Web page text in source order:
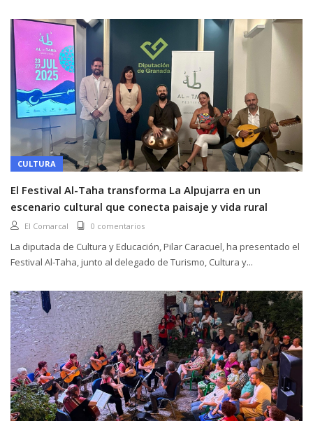
CULTURA
El Festival Al-Taha transforma La Alpujarra en un
escenario cultural que conecta paisaje y vida rural
El Comarcal 0 comentarios
La diputada de Cultura y Educación, Pilar Caracuel, ha presentado el
Festival Al-Taha, junto al delegado de Turismo, Cultura y...